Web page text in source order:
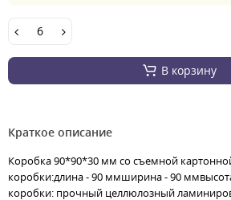
В корзину
Краткое описание
Коробка 90*90*30 мм со съемной
коробки:длина - 90 ммширина - 90
коробки: прочный целлюлозный